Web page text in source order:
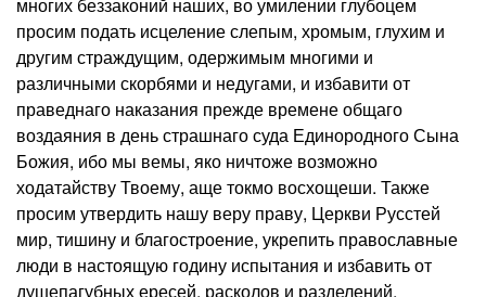
просим подать исцеление слепым, хромым, глухим и
другим страждущим, одержимым многими и
различными скорбями и недугами, и избавити от
праведнаго наказания прежде времене общаго
воздаяния в день страшнаго суда Единородного Сына
Божия, ибо мы вемы, яко ничтоже возможно
ходатайству Твоему, аще токмо восхощеши. Также
просим утвердить нашу веру праву, Церкви Русстей
мир, тишину и благостроение, укрепить православные
люди в настоящую годину испытания и избавить от
душепагубных ересей, расколов и разделений,